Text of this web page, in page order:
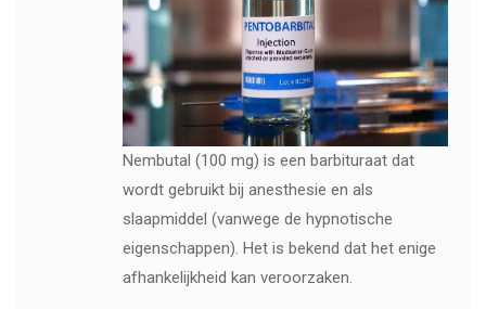
Nembutal (100 mg) is een barbituraat dat
wordt gebruikt bij anesthesie en als
slaapmiddel (vanwege de hypnotische
eigenschappen). Het is bekend dat het enige
afhankelijkheid kan veroorzaken.